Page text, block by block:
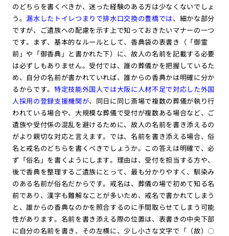
のどちらを書くべきか、迷った経験のある方は少なくないでしょ
う。漏水したトイレつまりで排水口交換の豊橋では、細かな部分
ですが、ご遺族への配慮を示す上で知っておきたいマナーの一つ
です。まず、基本的なルールとして、香典袋の表書き（「御霊
前」や「御香典」と書かれた下）に、故人の名前を記載する必要
は必ずしもありません。受付では、誰の葬儀かを把握しているた
め、自分の名前が書かれていれば、誰からの香典かは明確に分か
るからです。 特定技能外国人では大阪に人材不足で対応した外国
人採用の登録支援機関が、同日に同じ斎場で複数の葬儀が執り行
われている場合や、大規模な葬儀で受付が複数ある場合など、ご
遺族や受付係の混乱を避けるために、故人の名前を書き添えるの
がより親切な対応と言えます。では、名前を書き添える場合、俗
名と戒名のどちらを書くべきでしょうか。この答えは明確で、必
ず「俗名」を書くようにします。理由は、受付を担当する方や、
後で香典を整理するご遺族にとって、最も分かりやすく、馴染み
のある名前が俗名だからです。戒名は、葬儀の場で初めて知る名
前であり、漢字も難解なことが多いため、戒名で書かれてしまう
と、誰からの香典なのかを照合するのに手間取らせてしまう可能
性があります。名前を書き添える際の位置は、表書きの中央下部
に自分の名前を書き、その左横に、少し小さな文字で「（故）〇